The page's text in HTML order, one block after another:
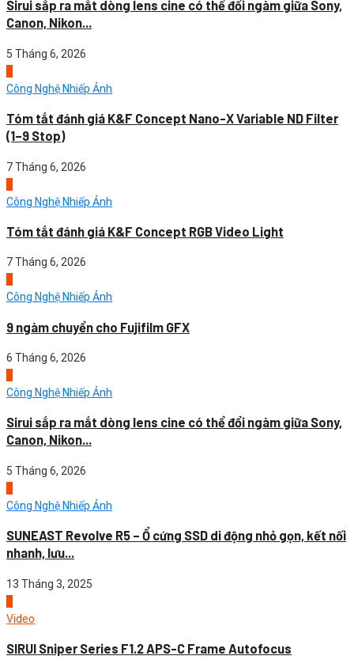
Sirui sắp ra mắt dòng lens cine có thể đổi ngàm giữa Sony,
Canon, Nikon...
5 Tháng 6, 2026
Công Nghệ Nhiếp Ảnh
Tóm tắt đánh giá K&F Concept Nano-X Variable ND Filter
(1–9 Stop)
7 Tháng 6, 2026
Công Nghệ Nhiếp Ảnh
Tóm tắt đánh giá K&F Concept RGB Video Light
7 Tháng 6, 2026
Công Nghệ Nhiếp Ảnh
9 ngàm chuyển cho Fujifilm GFX
6 Tháng 6, 2026
Công Nghệ Nhiếp Ảnh
Sirui sắp ra mắt dòng lens cine có thể đổi ngàm giữa Sony,
Canon, Nikon...
5 Tháng 6, 2026
Công Nghệ Nhiếp Ảnh
SUNEAST Revolve R5 – Ổ cứng SSD di động nhỏ gọn, kết nối
nhanh, lưu...
13 Tháng 3, 2025
Video
SIRUI Sniper Series F1.2 APS-C Frame Autofocus